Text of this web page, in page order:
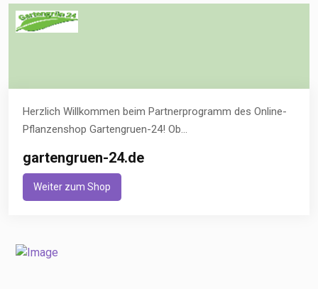
Herzlich Willkommen beim Partnerprogramm des Online-
Pflanzenshop Gartengruen-24! Ob...
gartengruen-24.de
Weiter zum Shop